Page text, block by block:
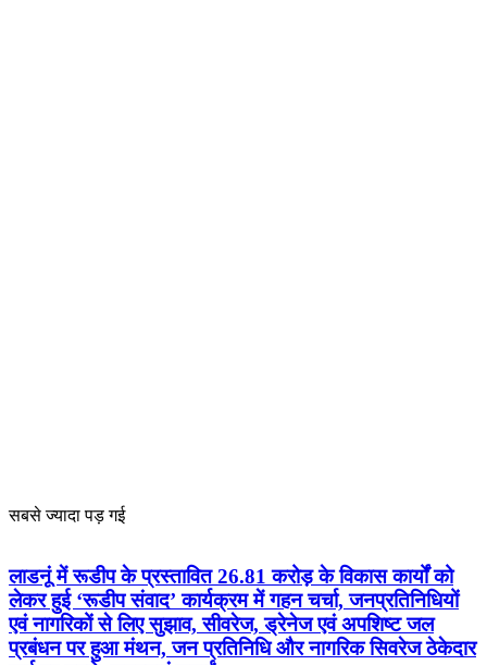
सबसे ज्यादा पड़ गई
लाडनूं में रूडीप के प्रस्तावित 26.81 करोड़ के विकास कार्यों को
लेकर हुई ‘रूडीप संवाद’ कार्यक्रम में गहन चर्चा, जनप्रतिनिधियों
एवं नागरिकों से लिए सुझाव, सीवरेज, ड्रेनेज एवं अपशिष्ट जल
प्रबंधन पर हुआ मंथन, जन प्रतिनिधि और नागरिक सिवरेज ठेकेदार